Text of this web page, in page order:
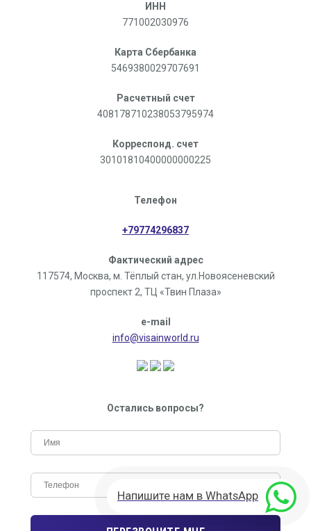
ИНН
771002030976
Карта Сбербанка
5469380029707691
Расчетный счет
408178710238053795974
Корреспонд. счет
30101810400000000225
Телефон
+79774296837
Фактический адрес
117574, Москва, м. Тёплый стан, ул.Новоясеневский
проспект 2, ТЦ «Твин Плаза»
e-mail
info@visainworld.ru
Остались вопросы?
Напишите нам в WhatsApp